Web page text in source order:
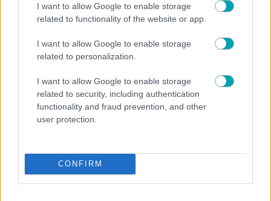
I want to allow Google to enable storage
related to functionality of the website or app.
I want to allow Google to enable storage
related to personalization.
I want to allow Google to enable storage
related to security, including authentication
functionality and fraud prevention, and other
user protection.
CONFIRM